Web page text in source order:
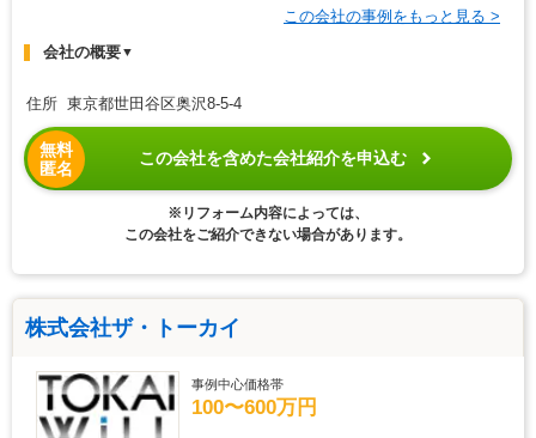
この会社の事例をもっと見る >
会社の概要▼
住所 東京都世田谷区奥沢8-5-4
無料
匿名
この会社を含めた会社紹介を申込む
※リフォーム内容によっては、
この会社をご紹介できない場合があります。
株式会社ザ・トーカイ
事例中心価格帯
100〜600万円